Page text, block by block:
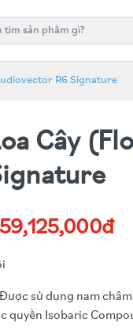
R6 Signature
Cây
sử dụng nam
quyền Isobaric